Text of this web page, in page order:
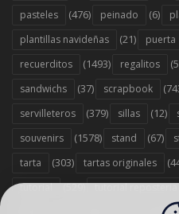
pasteles (476) peinado (6)
plantillas navideñas (21) puerta
recuerditos (1493) regalitos
sandwichs (37) scrapbook
servilleteros (379) sillas (12)
souvenirs (1578) stand (67)
tarta (303) tartas originales
tutorial (529) tutorial